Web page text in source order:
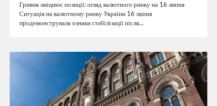
Гривня зміцнює позиції: огляд валютного ринку на 16 липня
Ситуація на валютному ринку України 16 липня
продемонструвала ознаки стабілізації після…